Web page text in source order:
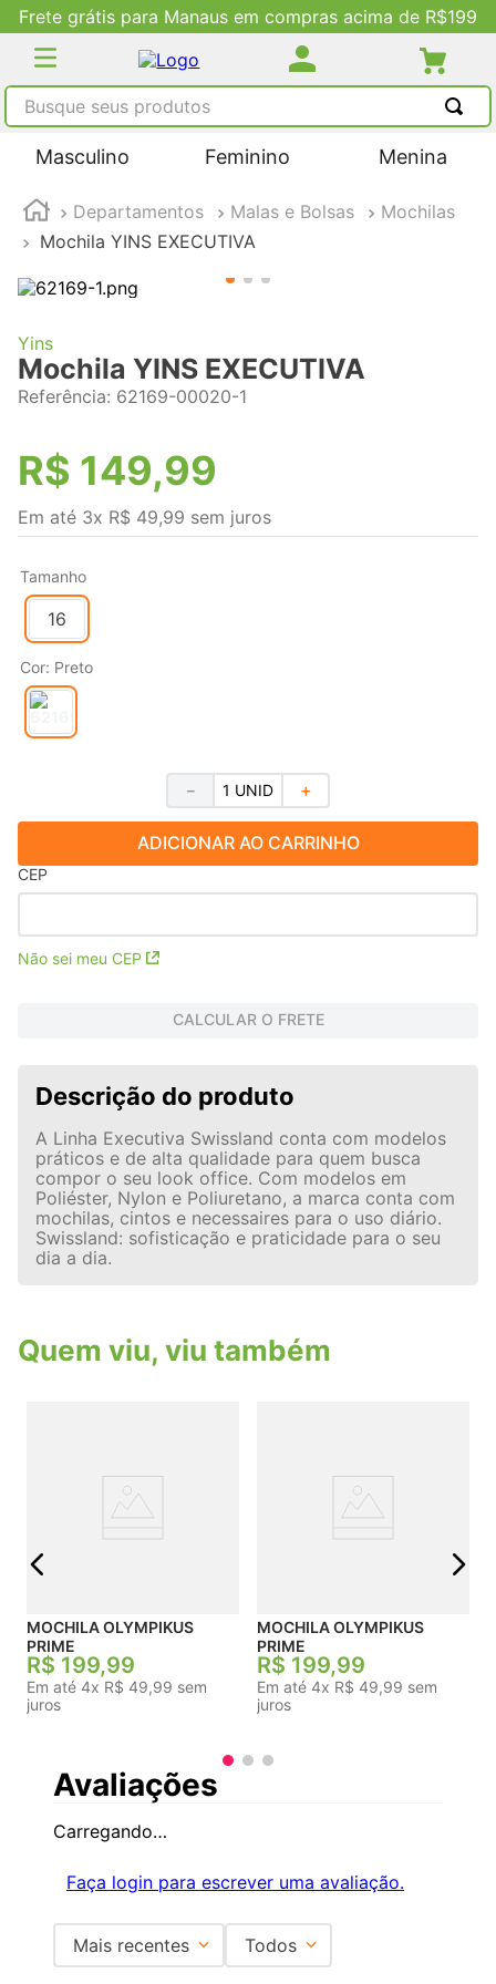
Frete grátis para Manaus em compras acima de R$199
Busque seus produtos
Masculino Feminino Menina
Departamentos Malas e Bolsas
Mochilas
Mochila YINS EXECUTIVA
Yins
Mochila YINS EXECUTIVA
Referência: 62169-00020-1
R$ 149,99
Em até 3x R$ 49,99 sem juros
Tamanho
16
Cor: Preto
＋
－
ADICIONAR AO CARRINHO
CEP
Não sei meu CEP
CALCULAR O FRETE
Descrição do produto
A Linha Executiva Swissland conta com modelos
práticos e de alta qualidade para quem busca
compor o seu look office. Com modelos em
Poliéster, Nylon e Poliuretano, a marca conta com
mochilas, cintos e necessaires para o uso diário.
Swissland: sofisticação e praticidade para o seu
dia a dia.
Quem viu, viu também
MOCHILA OLYMPIKUS
PRIME
R$ 199,99
Em até 4x R$ 49,99 sem
juros
MOCHILA OLYMPIKUS
PRIME
R$ 199,99
Em até 4x R$ 49,99 sem
juros
Avaliações
Carregando…
Faça login para escrever uma avaliação.
Mais recentes Todos
TERMOS MAIS BUSCADOS
2
tenis feminino
4º
adidas
5